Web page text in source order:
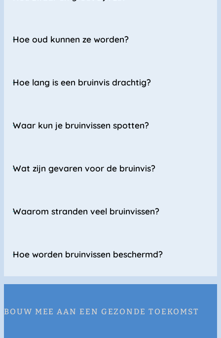
Hoe oud kunnen ze worden?
Hoe lang is een bruinvis drachtig?
Waar kun je bruinvissen spotten?
Wat zijn gevaren voor de bruinvis?
Waarom stranden veel bruinvissen?
Hoe worden bruinvissen beschermd?
BOUW MEE AAN EEN GEZONDE TOEKOMST